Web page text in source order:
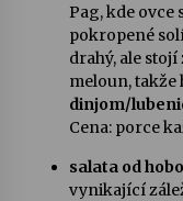
Pag, kde ovce
pokropené
drahý, ale stojí
meloun,
dinjom/
Cena: porce
salata od
vynikající